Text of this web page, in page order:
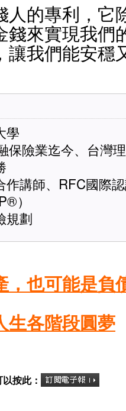
人的專利，它
錢來實現我們
讓我們能安穩
學
保險業迄今、台灣
作講師、RFC國際
）
規劃
，也可能是負
生各階段圓夢
按此：